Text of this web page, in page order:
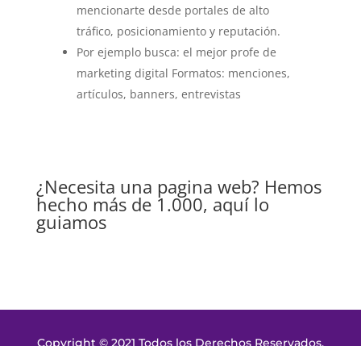
mencionarte desde portales de alto
tráfico, posicionamiento y reputación.
Por ejemplo busca: el mejor profe de
marketing digital Formatos: menciones,
artículos, banners, entrevistas
¿Necesita una pagina web? Hemos
hecho más de 1.000, aquí lo
guiamos
Copyright © 2021 Todos los Derechos Reservados.